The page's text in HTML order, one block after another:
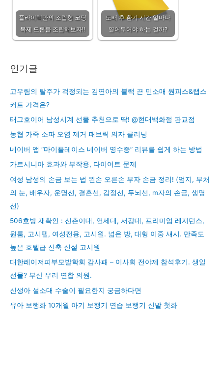
플라이텍만의 조립형 코딩
목제 드론을 조립해보자!!
도배 후 환기 시간 얼마나
열어두어야 하는 걸까?
인기글
고우림의 탈주가 걱정되는 김연아의 블랙 끈 민소매 원피스&랩스
커트 가격은?
태그호이어 남성시계 선물 추천으로 딱! @현대백화점 판교점
농협 가죽 소파 오염 제거 패브릭 의자 클리닝
네이버 앱 “마이플레이스 네이버 영수증” 리뷰를 쉽게 하는 방법
가르시니아 효과와 부작용, 다이어트 문제
여성 남성의 손금 보는 법 왼손 오른손 부자 손금 정리! (엄지, 부처
의 눈, 배우자, 운명선, 결혼선, 감정선, 두뇌선, m자의 손금, 생명
선)
506호방 재확인 : 신촌이대, 연세대, 서강대, 프리미엄 레지던스,
원룸, 고시텔, 여성전용, 고시원. 넓은 방, 대형 이중 섀시. 만족도
높은 호텔급 신축 신설 고시원
대한레이저피부모발학회 감사패 – 이사회 전야제 참석후기. 생일
선물? 부산 우리 연합 의원.
신생아 설소대 수술이 필요한지 궁금하다면
유아 보행화 10개월 아기 보행기 연습 보행기 신발 첫화